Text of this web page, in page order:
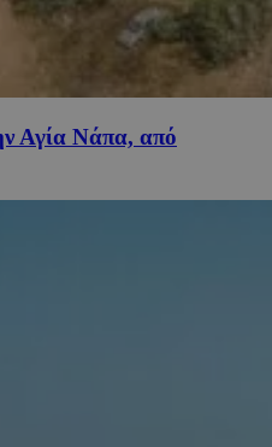
Αγία Νάπα, από